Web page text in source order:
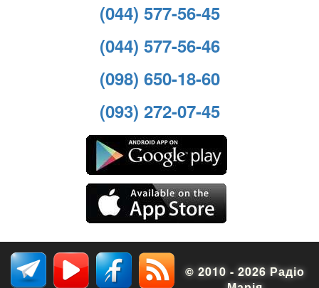
(044) 577-56-45
(044) 577-56-46
(098) 650-18-60
(093) 272-07-45
© 2010 - 2026 Радіо